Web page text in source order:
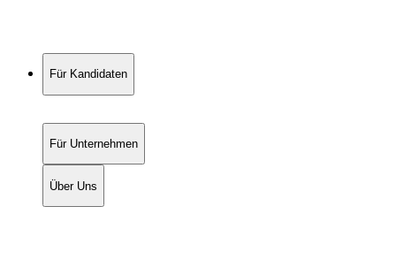
Für Kandidaten
Für Unternehmen
Über Uns